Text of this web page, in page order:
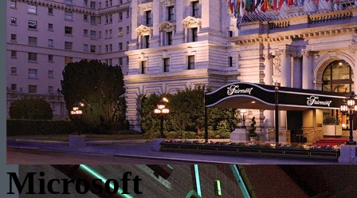
Microsoft